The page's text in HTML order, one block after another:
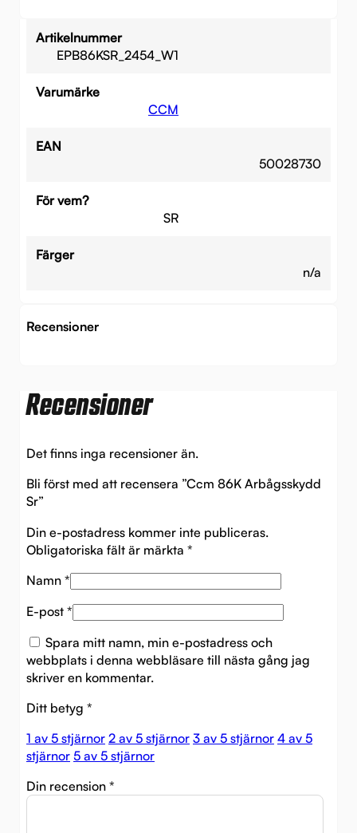
Artikelnummer
EPB86KSR_2454_W1
Varumärke
CCM
EAN
50028730
För vem?
SR
Färger
n/a
Recensioner
Recensioner
Det finns inga recensioner än.
Bli först med att recensera ”Ccm 86K Arbågsskydd
Sr”
Din e-postadress kommer inte publiceras.
Obligatoriska fält är märkta *
Namn *
E-post *
Spara mitt namn, min e-postadress och
webbplats i denna webbläsare till nästa gång jag
skriver en kommentar.
Ditt betyg *
1 av 5 stjärnor 2 av 5 stjärnor 3 av 5 stjärnor 4 av 5
stjärnor 5 av 5 stjärnor
Din recension *